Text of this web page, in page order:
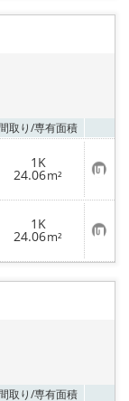
り
取り/専有面積
1K
24.06m² お
気
に
入
り
登
録
1K
24.06m² お
気
に
り
取り/専有面積